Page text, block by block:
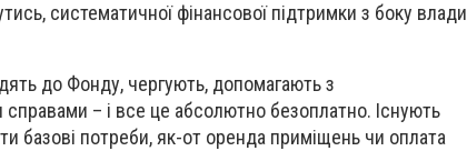
систематичної фінансової підтримки з боку влади
до Фонду, чергують, допомагають з
– і все це абсолютно безоплатно. Існують
базові потреби, як-от оренда приміщень чи оплата